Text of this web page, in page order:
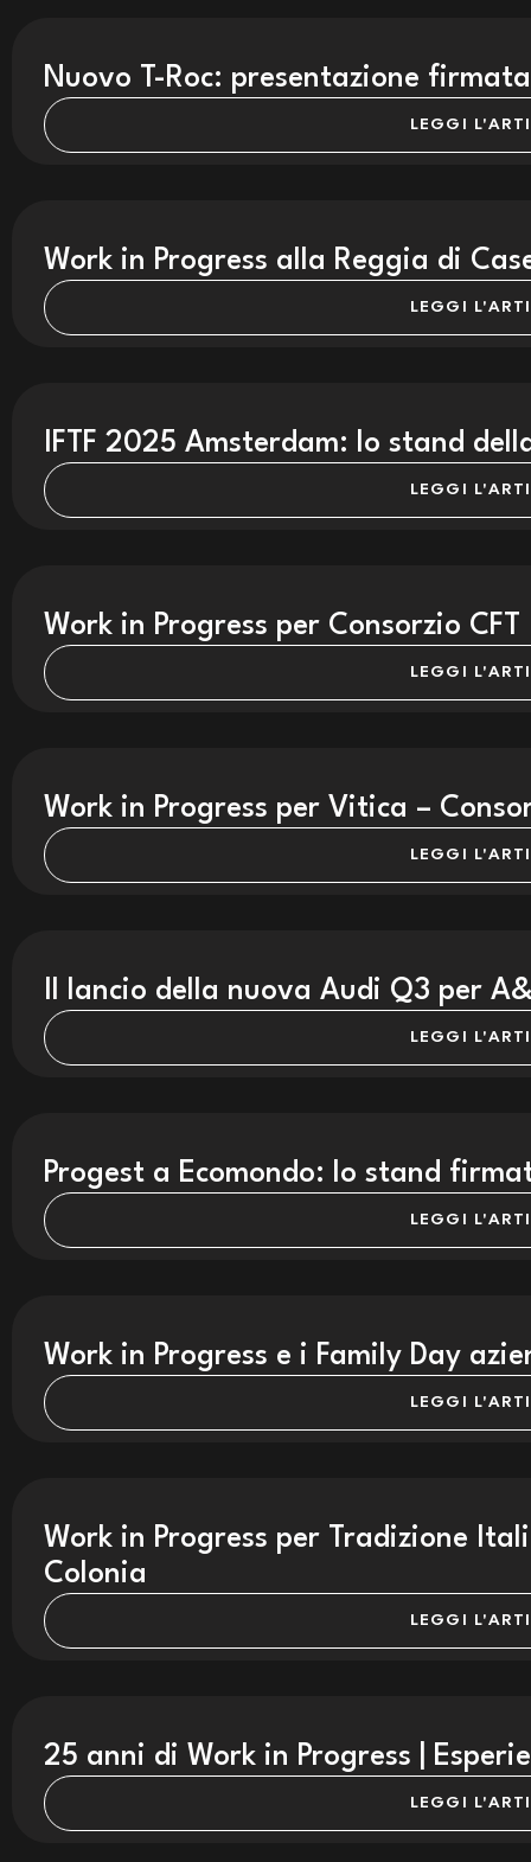
Nuovo T-Roc: presentazione
LEGGI
Work in Progress alla Reggia di
LEGGI
IFTF 2025 Amsterdam: lo stand
LEGGI
Work in Progress per Consorzio CFT
LEGGI
Work in Progress per Vitica –
LEGGI
Il lancio della nuova Audi Q3 per
LEGGI
Progest a Ecomondo: lo stand
LEGGI
Work in Progress e i Family Day
LEGGI
Work in Progress per Tradizione
Colonia
LEGGI
25 anni di Work in Progress |
LEGGI